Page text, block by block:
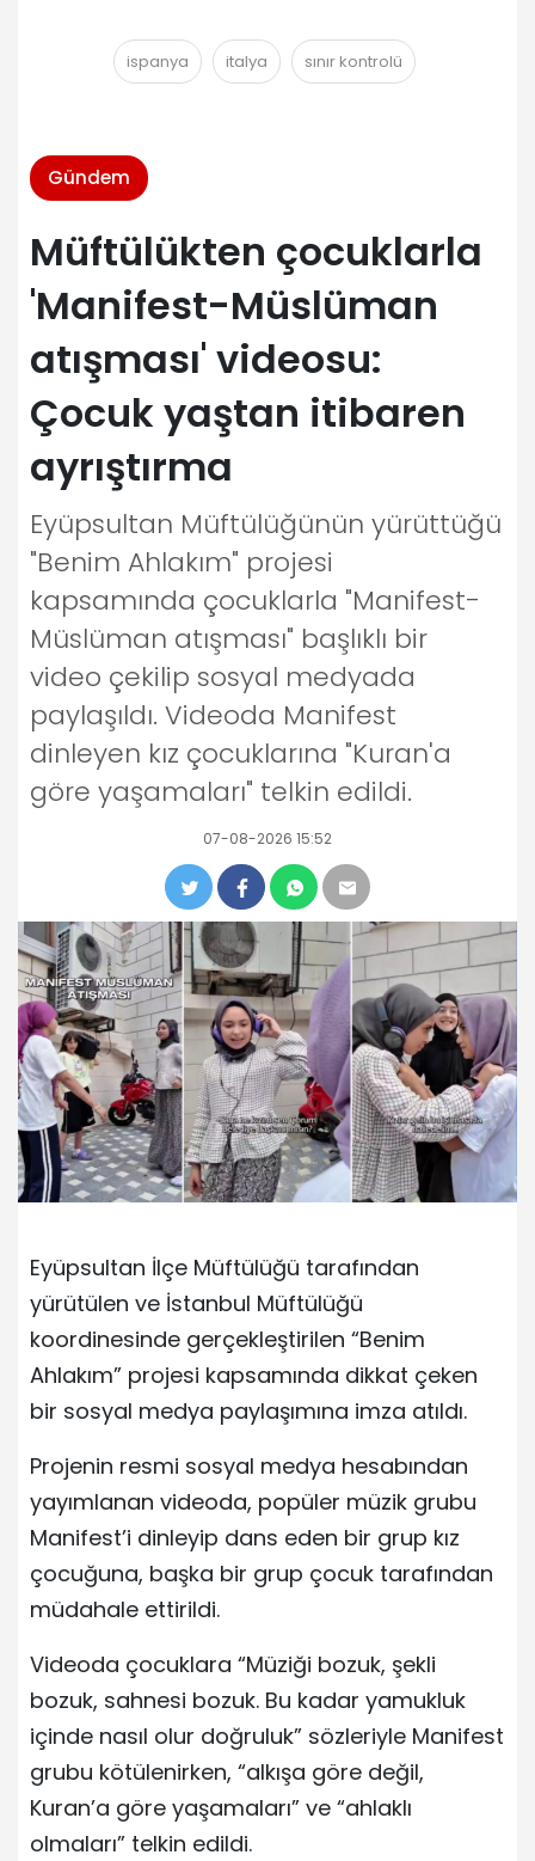
ispanya italya sınır kontrolü
Gündem
Müftülükten çocuklarla
'Manifest-Müslüman
atışması' videosu:
Çocuk yaştan itibaren
ayrıştırma
Eyüpsultan Müftülüğünün yürüttüğü
"Benim Ahlakım" projesi
kapsamında çocuklarla "Manifest-
Müslüman atışması" başlıklı bir
video çekilip sosyal medyada
paylaşıldı. Videoda Manifest
dinleyen kız çocuklarına "Kuran'a
göre yaşamaları" telkin edildi.
07-08-2026 15:52
Eyüpsultan İlçe Müftülüğü tarafından
yürütülen ve İstanbul Müftülüğü
koordinesinde gerçekleştirilen “Benim
Ahlakım” projesi kapsamında dikkat çeken
bir sosyal medya paylaşımına imza atıldı.
Projenin resmi sosyal medya hesabından
yayımlanan videoda, popüler müzik grubu
Manifest’i dinleyip dans eden bir grup kız
çocuğuna, başka bir grup çocuk tarafından
müdahale ettirildi.
Videoda çocuklara “Müziği bozuk, şekli
bozuk, sahnesi bozuk. Bu kadar yamukluk
içinde nasıl olur doğruluk” sözleriyle Manifest
grubu kötülenirken, “alkışa göre değil,
Kuran’a göre yaşamaları” ve “ahlaklı
olmaları” telkin edildi.